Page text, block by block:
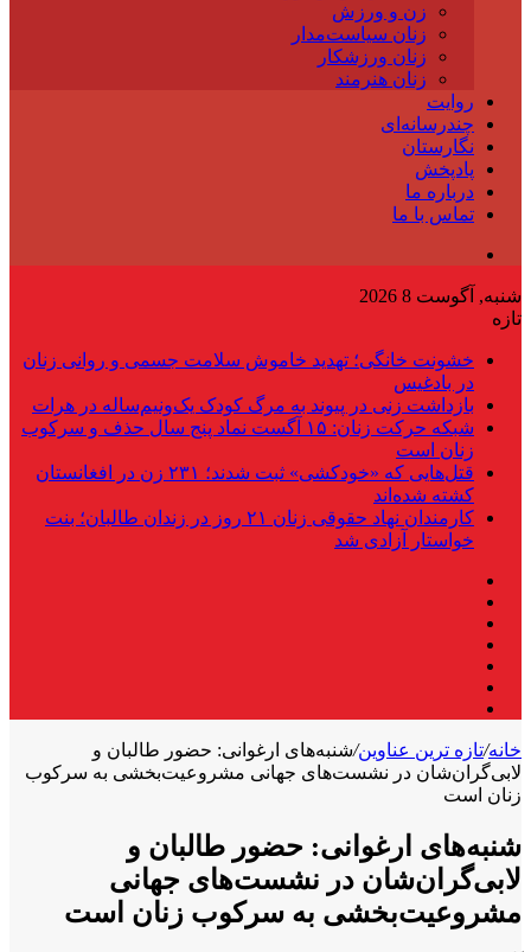
زن و ورزش
زنان سیاست‌مدار
زنان ورزشکار
زنان هنرمند
روایت
چندرسانه‌ای
نگارستان
پادپخش
درباره ما
تماس با ما
شنبه, آگوست 8 2026
تازه
خشونت خانگی؛ تهدید خاموش سلامت جسمی و روانی زنان
در بادغیس
بازداشت زنی در پیوند به مرگ کودک یک‌ونیم‌ساله در هرات
شبکه حرکت زنان: ۱۵ آگست نماد پنج سال حذف و سرکوب
زنان است
قتل‌هایی که «خودکشی» ثبت شدند؛ ۲۳۱ زن در افغانستان
کشته شده‌اند
کارمندان نهاد حقوقی زنان ۲۱ روز در زندان طالبان؛ بنت
خواستار آزادی شد
خانه/تازه ترین عناوین/شنبه‌های ارغوانی: حضور طالبان و
لابی‌گران‌شان در نشست‌های جهانی مشروعیت‌بخشی به سرکوب
زنان است
شنبه‌های ارغوانی: حضور طالبان و
لابی‌گران‌شان در نشست‌های جهانی
مشروعیت‌بخشی به سرکوب زنان است